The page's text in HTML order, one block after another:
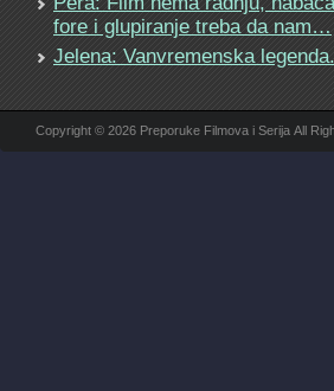
fore i glupiranje treba da nam…
Jelena: Vanvremenska legenda.
Copyright © 2026 Preporuke Filmova i Serija All